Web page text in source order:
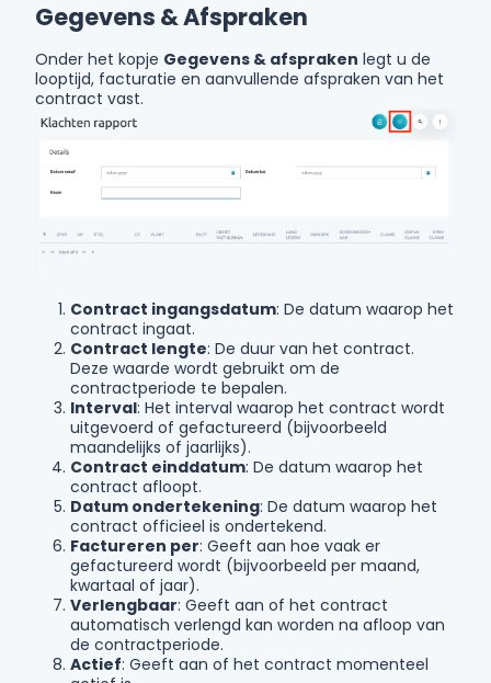
Gegevens & Afspraken
Onder het kopje Gegevens & afspraken legt u de
looptijd, facturatie en aanvullende afspraken van het
contract vast.
Contract ingangsdatum: De datum waarop het
contract ingaat.
Contract lengte: De duur van het contract.
Deze waarde wordt gebruikt om de
contractperiode te bepalen.
Interval: Het interval waarop het contract wordt
uitgevoerd of gefactureerd (bijvoorbeeld
maandelijks of jaarlijks).
Contract einddatum: De datum waarop het
contract afloopt.
Datum ondertekening: De datum waarop het
contract officieel is ondertekend.
Factureren per: Geeft aan hoe vaak er
gefactureerd wordt (bijvoorbeeld per maand,
kwartaal of jaar).
Verlengbaar: Geeft aan of het contract
automatisch verlengd kan worden na afloop van
de contractperiode.
Actief: Geeft aan of het contract momenteel